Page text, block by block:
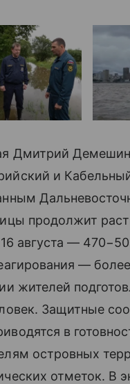
Дмитрий
и
продолжит
августа —
—
жителей
Защитные
в
островных
отметок. В